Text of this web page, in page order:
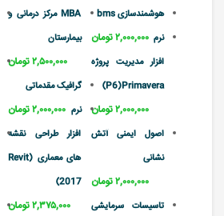
هوشمندسازی bms
۲,۰۰۰,۰۰۰ تومان نرم
افزار مدیریت پروژه
P6)Primavera)
۲,۰۰۰,۰۰۰ تومان
اصول ایمنی آتش
نشانی
۲,۰۰۰,۰۰۰ تومان
تاسیسات سرمایشی
MBA مرکز درمانی و
بیمارستان
۲,۵۰۰,۰۰۰ تومان
گرافیک مقدماتی
۲,۰۰۰,۰۰۰ تومان نرم
افزار طراحی نقشه
های معماری (Revit
2017)
۲,۳۷۵,۰۰۰ تومان